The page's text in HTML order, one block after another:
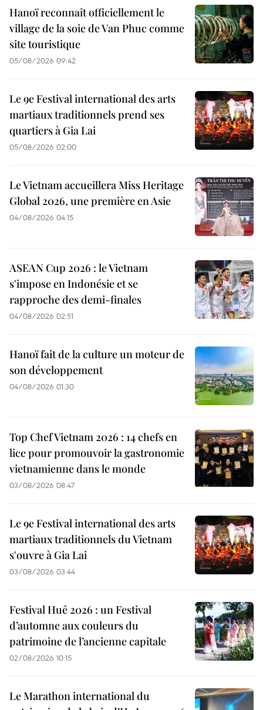
Hanoï reconnaît officiellement le
village de la soie de Van Phuc comme
site touristique
05/08/2026 09:42
Le 9e Festival international des arts
martiaux traditionnels prend ses
quartiers à Gia Lai
05/08/2026 02:00
Le Vietnam accueillera Miss Heritage
Global 2026, une première en Asie
04/08/2026 04:15
ASEAN Cup 2026 : le Vietnam
s'impose en Indonésie et se
rapproche des demi-finales
04/08/2026 02:51
Hanoï fait de la culture un moteur de
son développement
04/08/2026 01:30
Top Chef Vietnam 2026 : 14 chefs en
lice pour promouvoir la gastronomie
vietnamienne dans le monde
03/08/2026 08:47
Le 9e Festival international des arts
martiaux traditionnels du Vietnam
s'ouvre à Gia Lai
03/08/2026 03:44
Festival Huê 2026 : un Festival
d’automne aux couleurs du
patrimoine de l’ancienne capitale
02/08/2026 10:15
Le Marathon international du